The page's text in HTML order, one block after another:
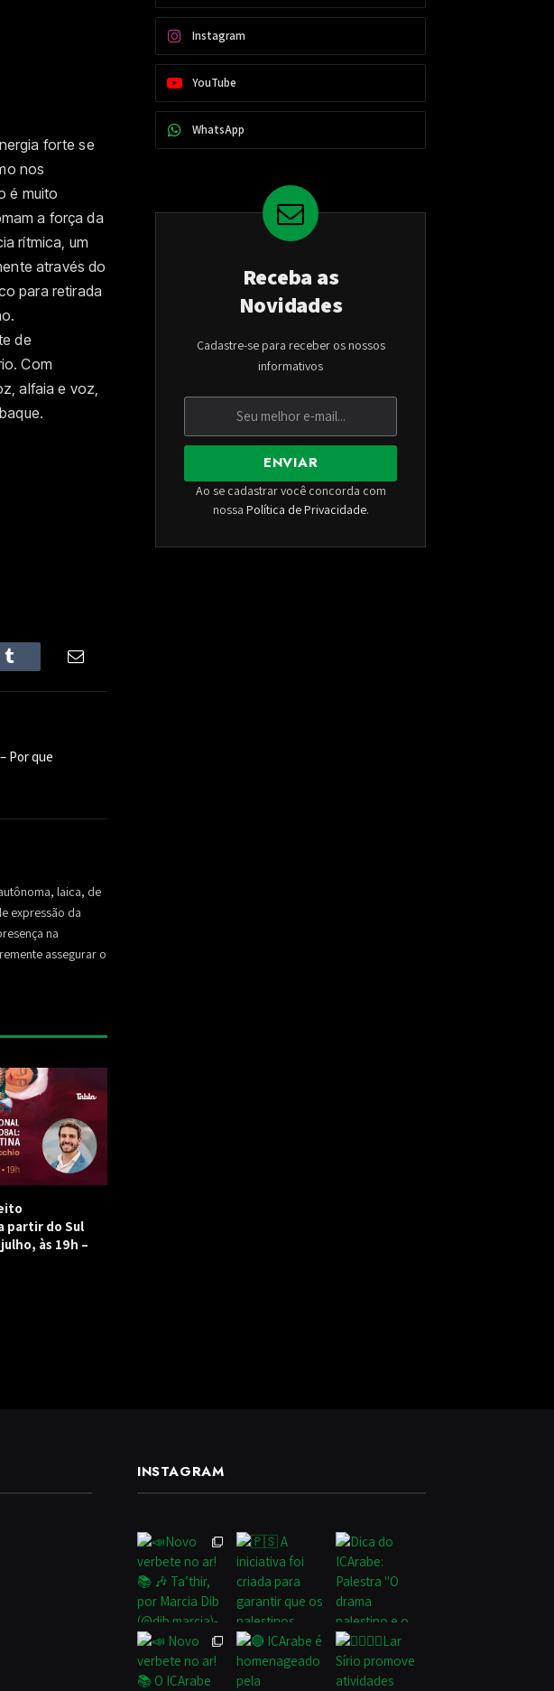
forte se
nos
é muito
a força da
rítmica, um
através do
para retirada
de
Com
alfaia e voz,
Tumblr
Por que
laica, de
expressão da
na
assegurar o
partir do Sul
às 19h –
Instagram
YouTube
WhatsApp
Receba as
Novidades
Cadastre-se para receber os nossos
informativos
ENVIAR
Ao se cadastrar você concorda com
nossa Política de Privacidade.
INSTAGRAM